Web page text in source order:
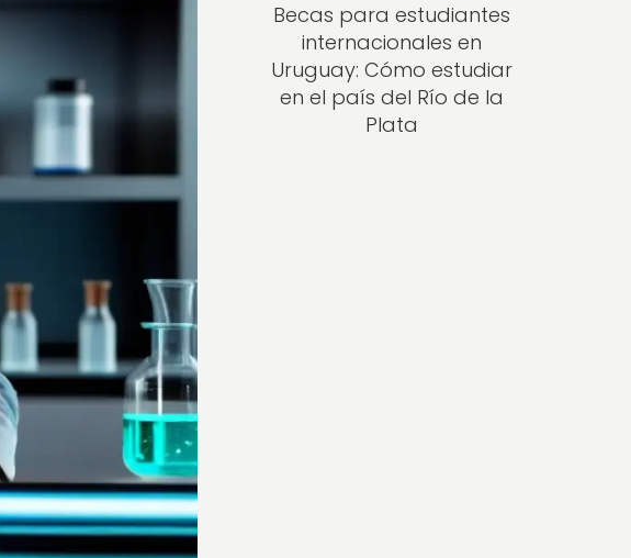
Becas para estudiantes
internacionales en
Uruguay: Cómo estudiar
en el país del Río de la
Plata